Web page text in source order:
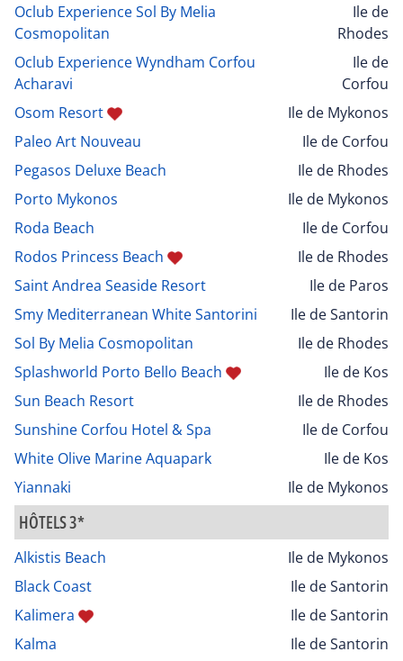
Oclub Experience Sol By Melia
Cosmopolitan
Ile de
Rhodes
Oclub Experience Wyndham Corfou
Acharavi
Ile de
Corfou
Osom Resort
Ile de Mykonos
Paleo Art Nouveau
Ile de Corfou
Pegasos Deluxe Beach
Ile de Rhodes
Porto Mykonos
Ile de Mykonos
Roda Beach
Ile de Corfou
Rodos Princess Beach
Ile de Rhodes
Saint Andrea Seaside Resort
Ile de Paros
Smy Mediterranean White Santorini
Ile de Santorin
Sol By Melia Cosmopolitan
Ile de Rhodes
Splashworld Porto Bello Beach
Ile de Kos
Sun Beach Resort
Ile de Rhodes
Sunshine Corfou Hotel & Spa
Ile de Corfou
White Olive Marine Aquapark
Ile de Kos
Yiannaki
Ile de Mykonos
HÔTELS 3*
Alkistis Beach
Ile de Mykonos
Black Coast
Ile de Santorin
Kalimera
Ile de Santorin
Kalma
Ile de Santorin